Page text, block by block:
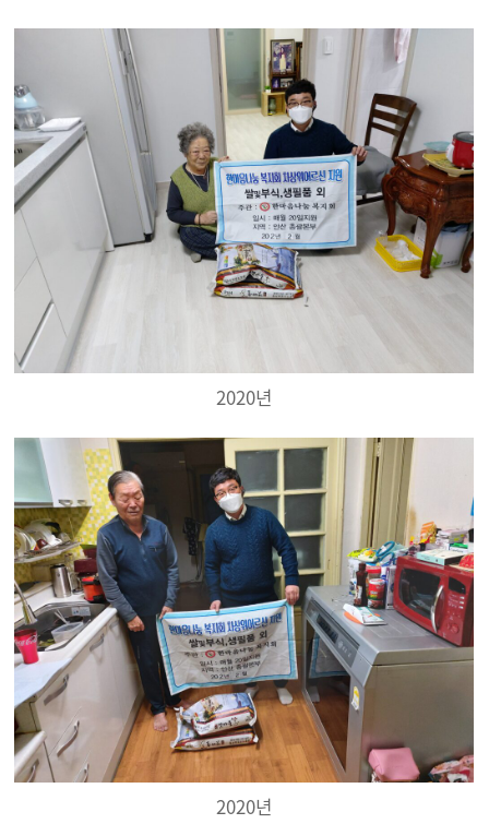
2020년
2020년